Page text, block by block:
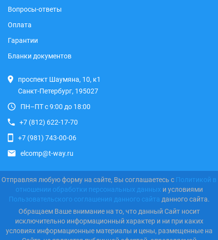
Вопросы-ответы
Оплата
Гарантии
Бланки документов
проспект Шаумяна, 10, к1
Санкт-Петербург, 195027
ПН–ПТ с 9:00 до 18:00
+7 (812) 622-17-70
+7 (981) 743-00-06
elcomp@t-way.ru
Отправляя любую форму на сайте, Вы соглашаетесь с Политикой в
отношении обработки персональных данных и условиями
Пользовательского соглашения данного сайта данного сайта.
Обращаем Ваше внимание на то, что данный Сайт носит
исключительно информационный характер и ни при каких
условиях информационные материалы и цены, размещенные на